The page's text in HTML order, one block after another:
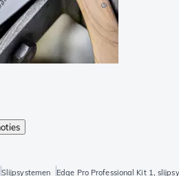
Slijpsystemen Edge Pro Professional Kit 1,